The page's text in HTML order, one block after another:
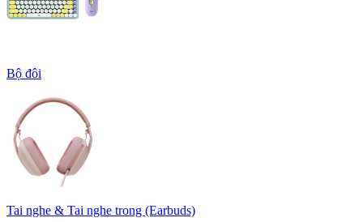
Bộ đôi
Tai nghe & Tai nghe trong (Earbuds)